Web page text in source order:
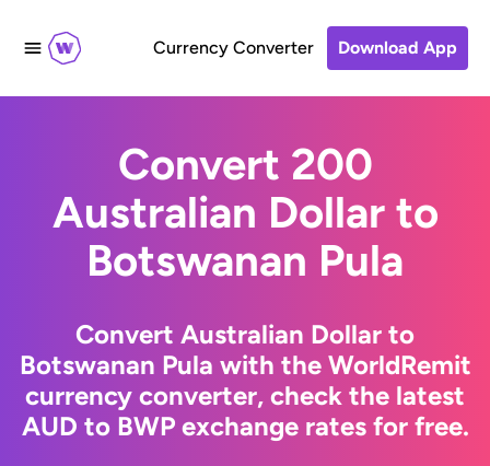
Currency Converter Download App
Convert 200
Australian Dollar to
Botswanan Pula
Convert Australian Dollar to
Botswanan Pula with the WorldRemit
currency converter, check the latest
AUD to BWP exchange rates for free.